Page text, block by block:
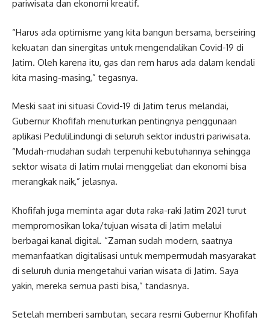
pariwisata dan ekonomi kreatif.
“Harus ada optimisme yang kita bangun bersama, berseiring
kekuatan dan sinergitas untuk mengendalikan Covid-19 di
Jatim. Oleh karena itu, gas dan rem harus ada dalam kendali
kita masing-masing,” tegasnya.
Meski saat ini situasi Covid-19 di Jatim terus melandai,
Gubernur Khofifah menuturkan pentingnya penggunaan
aplikasi PeduliLindungi di seluruh sektor industri pariwisata.
“Mudah-mudahan sudah terpenuhi kebutuhannya sehingga
sektor wisata di Jatim mulai menggeliat dan ekonomi bisa
merangkak naik,” jelasnya.
Khofifah juga meminta agar duta raka-raki Jatim 2021 turut
mempromosikan loka/tujuan wisata di Jatim melalui
berbagai kanal digital. “Zaman sudah modern, saatnya
memanfaatkan digitalisasi untuk mempermudah masyarakat
di seluruh dunia mengetahui varian wisata di Jatim. Saya
yakin, mereka semua pasti bisa,” tandasnya.
Setelah memberi sambutan, secara resmi Gubernur Khofifah